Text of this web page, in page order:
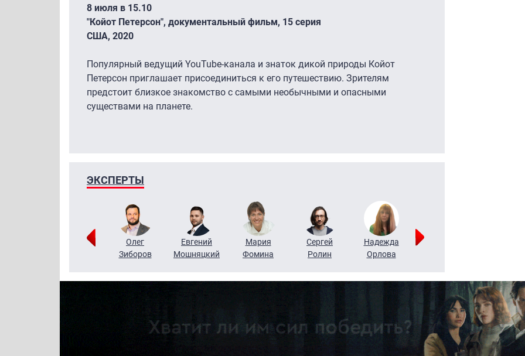
8 июля в 15.10
"Койот Петерсон", документальный фильм, 15 серия
США, 2020
Популярный ведущий YouTube-канала и знаток дикой природы Койот
Петерсон приглашает присоединиться к его путешествию. Зрителям
предстоит близкое знакомство с самыми необычными и опасными
существами на планете.
ЭКСПЕРТЫ
Григорий
Олег
Зиборов
Евгений
Мошняцкий
Мария
Фомина
Сергей
Ролин
Надежда
Орлова